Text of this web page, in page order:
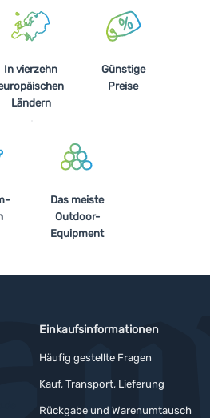
In vierzehn
Ländern
Günstige
Preise
Das meiste
Outdoor-
Equipment
Einkaufsinformationen
Häufig gestellte Fragen
Kauf, Transport, Lieferung
Rückgabe und Warenumtausch